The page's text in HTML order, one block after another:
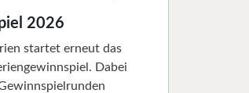
2026
startet erneut das
Dabei